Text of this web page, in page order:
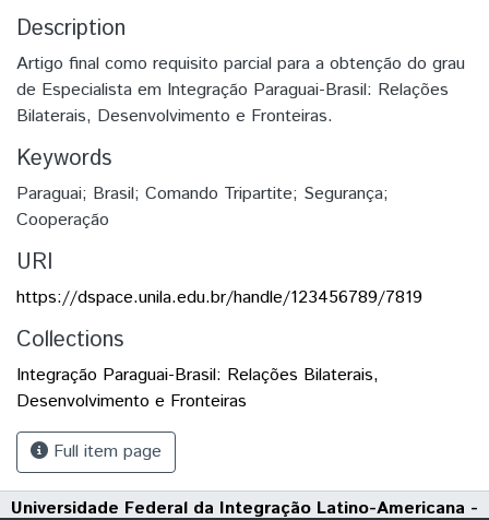
Description
Artigo final como requisito parcial para a obtenção do grau
de Especialista em Integração Paraguai-Brasil: Relações
Bilaterais, Desenvolvimento e Fronteiras.
Keywords
Paraguai; Brasil; Comando Tripartite; Segurança;
Cooperação
URI
https://dspace.unila.edu.br/handle/123456789/7819
Collections
Integração Paraguai-Brasil: Relações Bilaterais,
Desenvolvimento e Fronteiras
Full item page
Universidade Federal da Integração Latino-Americana -